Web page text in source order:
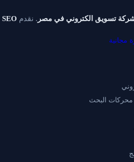
تسويق الكتروني في مصر . نقدم SEO
مجانية